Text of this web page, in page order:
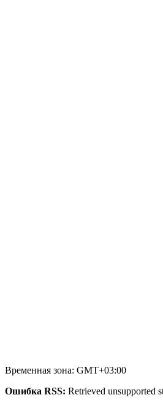
Временная зона: GMT+03:00
Ошибка RSS: Retrieved unsupported